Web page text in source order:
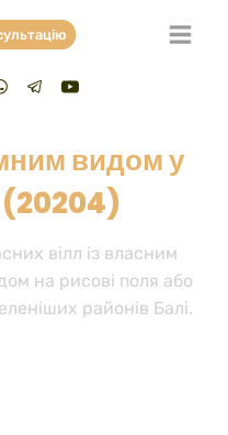
видом у
(20204)
вілл із власним
на рисові поля або
районів Балі.